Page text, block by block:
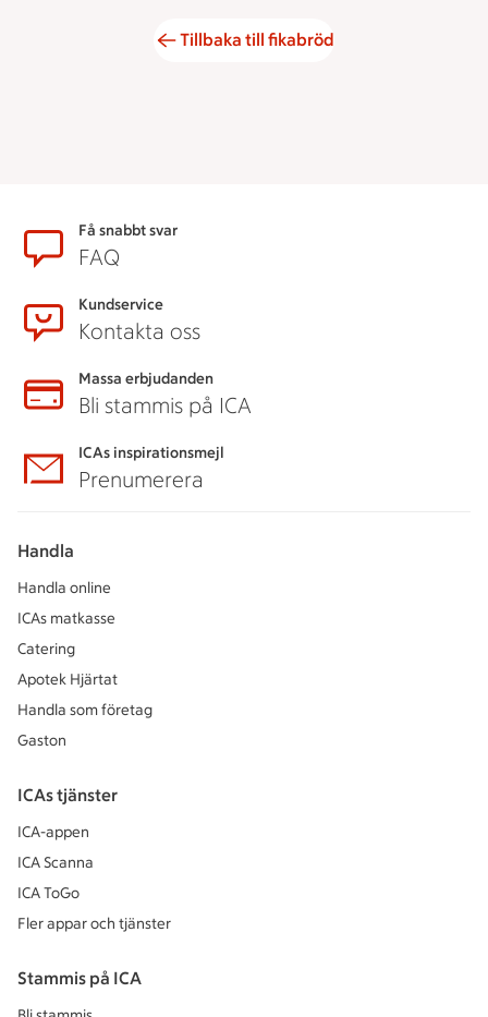
Tillbaka till fikabröd
SidfotFå snabbt svar
FAQ
Kundservice
Kontakta oss
Massa erbjudanden
Bli stammis på ICA
ICAs inspirationsmejl
Prenumerera
Handla
Handla online
ICAs matkasse
Catering
Apotek Hjärtat
Handla som företag
Gaston
ICAs tjänster
ICA-appen
ICA Scanna
ICA ToGo
Fler appar och tjänster
Stammis på ICA